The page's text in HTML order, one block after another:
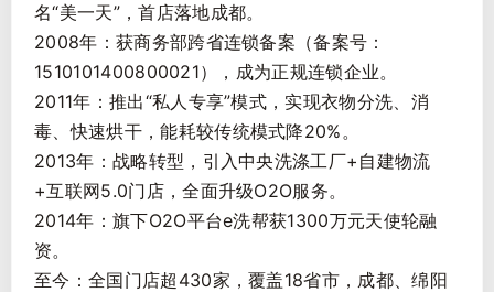
名“美一天”，首店落地成都。
2008年：获商务部跨省连锁备案（备案号：
1510101400800021），成为正规连锁企业。
2011年：推出“私人专享”模式，实现衣物分洗、消
毒、快速烘干，能耗较传统模式降20%。
2013年：战略转型，引入中央洗涤工厂+自建物流
+互联网5.0门店，全面升级O2O服务。
2014年：旗下O2O平台e洗帮获1300万元天使轮融
资。
至今：全国门店超430家，覆盖18省市，成都、绵阳